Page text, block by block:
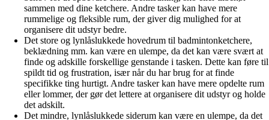
sammen med dine ketchere. Andre tasker kan have mere
rummelige og fleksible rum, der giver dig mulighed for at
organisere dit udstyr bedre.
Det store og lynlåslukkede hovedrum til badmintonketchere,
beklædning mm. kan være en ulempe, da det kan være svært at
finde og adskille forskellige genstande i tasken. Dette kan føre til
spildt tid og frustration, især når du har brug for at finde
specifikke ting hurtigt. Andre tasker kan have mere opdelte rum
eller lommer, der gør det lettere at organisere dit udstyr og holde
det adskilt.
Det mindre, lynlåslukkede siderum kan være en ulempe, da det